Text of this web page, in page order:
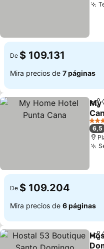
De $ 109.131
Mira precios de 7 páginas
My
Ver
3
6,5
De $ 109.204
Mira precios de 6 páginas